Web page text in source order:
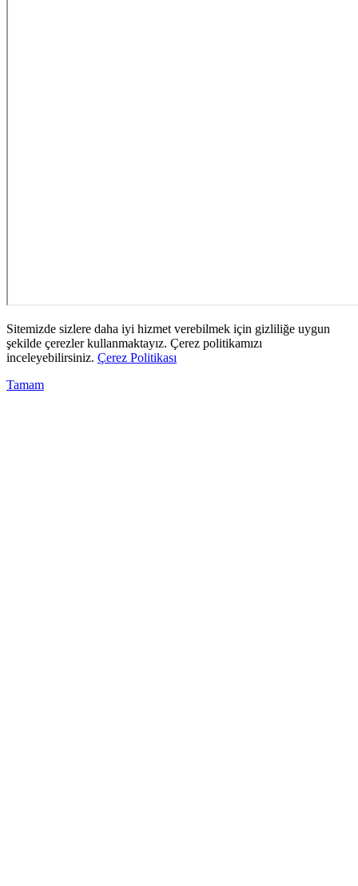
Sitemizde sizlere daha iyi hizmet verebilmek için gizliliğe uygun
şekilde çerezler kullanmaktayız. Çerez politikamızı
inceleyebilirsiniz. Çerez Politikası
Tamam